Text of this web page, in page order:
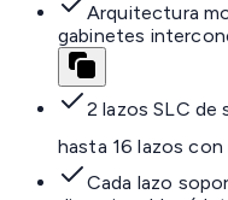
Arquitectura
gabinetes
2 lazos SLC de
hasta 16 lazos
Cada lazo